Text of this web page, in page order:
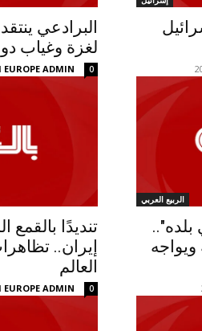
البرادعي
لغزة وغياب
EUROPE ADMIN 0
الربيع العربي
تنديدًا
إيران..
العالم
EUROPE ADMIN 0